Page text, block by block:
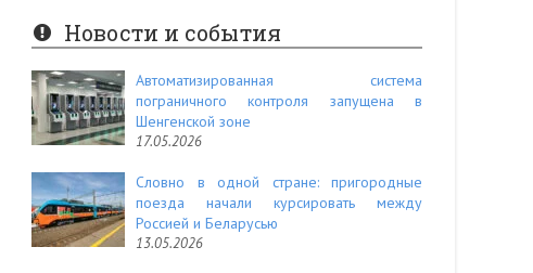
er
es
t
e
d
Новости и события
Автоматизированная система
пограничного контроля запущена в
Шенгенской зоне
17.05.2026
Словно в одной стране: пригородные
поезда начали курсировать между
Россией и Беларусью
13.05.2026